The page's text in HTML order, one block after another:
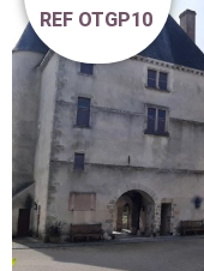
REF OTGP10